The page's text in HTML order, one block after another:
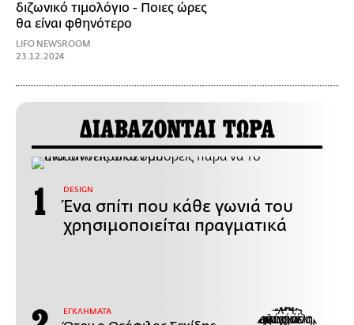
διζωνικό τιμολόγιο - Ποιες ώρες
θα είναι φθηνότερο
LIFO NEWSROOM
23.12.2024
ΔΙΑΒΑΖΟΝΤΑΙ ΤΩΡΑ
DESIGN
Ένα σπίτι που κάθε γωνιά του
χρησιμοποιείται πραγματικά
ΕΓΚΛΗΜΑΤΑ